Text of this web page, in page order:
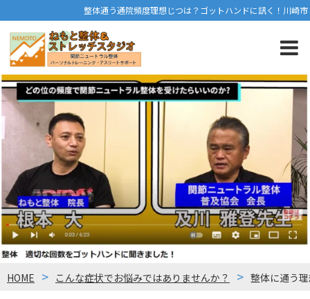
整体通う通院頻度理想じつは？ゴットハンドに訊く！川崎市
HOME こんな症状でお悩みではありませんか？ 整体に通う